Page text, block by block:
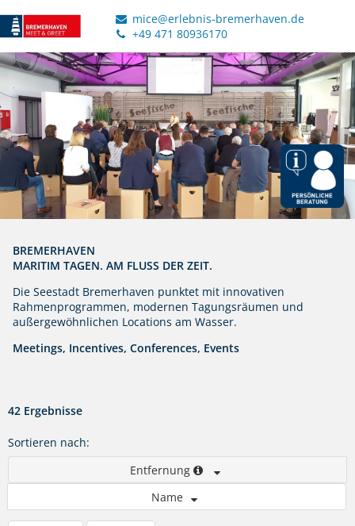
mice@erlebnis-bremerhaven.de
+49 471 80936170
BREMERHAVEN
MARITIM TAGEN. AM FLUSS DER ZEIT.
Die Seestadt Bremerhaven punktet mit innovativen
Rahmenprogrammen, modernen Tagungsräumen und
außergewöhnlichen Locations am Wasser.
Meetings, Incentives, Conferences, Events
42 Ergebnisse
Sortieren nach:
Entfernung
Name